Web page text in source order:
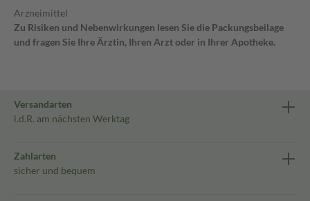
Arzneimittel
Zu Risiken und Nebenwirkungen lesen Sie die Packungsbeilage
und fragen Sie Ihre Ärztin, Ihren Arzt oder in Ihrer Apotheke.
Versandarten
i.d.R. am nächsten Werktag
Zahlarten
sicher und bequem